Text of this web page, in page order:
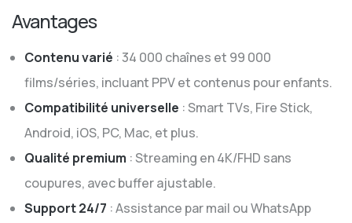
Avantages
Contenu varié : 34 000 chaînes et 99 000
films/séries, incluant PPV et contenus pour enfants.
Compatibilité universelle : Smart TVs, Fire Stick,
Android, iOS, PC, Mac, et plus.
Qualité premium : Streaming en 4K/FHD sans
coupures, avec buffer ajustable.
Support 24/7 : Assistance par mail ou WhatsApp